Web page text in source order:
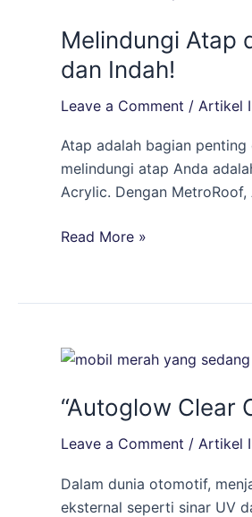
Melindungi Atap
dan Indah!
Leave a Comment / Artikel
Atap adalah bagian
melindungi atap Anda
Acrylic. Dengan
dengan
Sempurna:
Keajaiban
MetroRoof
Pacific
Paint
untuk
yang
Read More »
“Autoglow Clear
Leave a Comment / Artikel
Dalam dunia otomotif,
eksternal seperti sinar UV
“Autoglow
Coat:
Maksimal